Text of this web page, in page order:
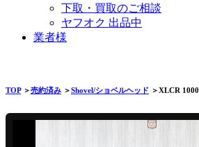
下取・買取のご相談
ヤフオク 出品中
業者様
TOP＞売約済み ＞Shovel/ショベルヘッド ＞XLCR 1000